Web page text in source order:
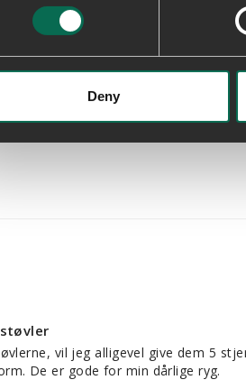
Deny
0
vil jeg alligevel give dem 5
De er gode for min dårlige ryg.